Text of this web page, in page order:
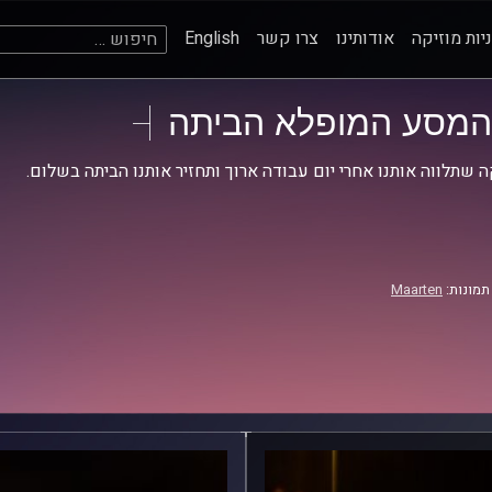
מוזיקה אודותינו צרו קשר English חיפוש:
המסע המופלא הביתה
שתלווה אותנו אחרי יום עבודה ארוך ותחזיר אותנו הביתה בשלום.
Maarten